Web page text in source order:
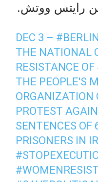
رايتس ووتش.
DEC 3 – #BERLIN
THE NATIONAL
RESISTANCE OF
THE PEOPLE'S
ORGANIZATION
PROTEST
SENTENCES OF
PRISONERS IN